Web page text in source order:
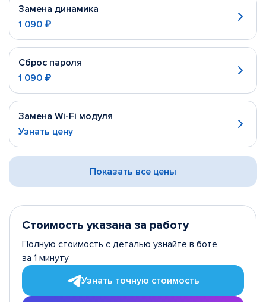
Замена динамика
1 090 ₽
Сброс пароля
1 090 ₽
Замена Wi-Fi модуля
Узнать цену
Показать все цены
Стоимость указана за работу
Полную стоимость с деталью узнайте в боте
за 1 минуту
Узнать точную стоимость